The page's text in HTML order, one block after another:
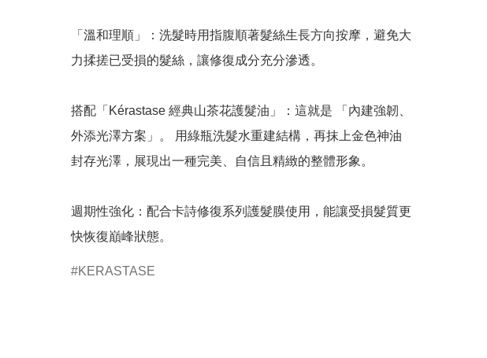
「溫和理順」：洗髮時用指腹順著髮絲生長方向按摩，避免大
力揉搓已受損的髮絲，讓修復成分充分滲透。
搭配「Kérastase 經典山茶花護髮油」：這就是 「內建強韌、
外添光澤方案」。 用綠瓶洗髮水重建結構，再抹上金色神油
封存光澤，展現出一種完美、自信且精緻的整體形象。
週期性強化：配合卡詩修復系列護髮膜使用，能讓受損髮質更
快恢復巔峰狀態。
KERASTASE